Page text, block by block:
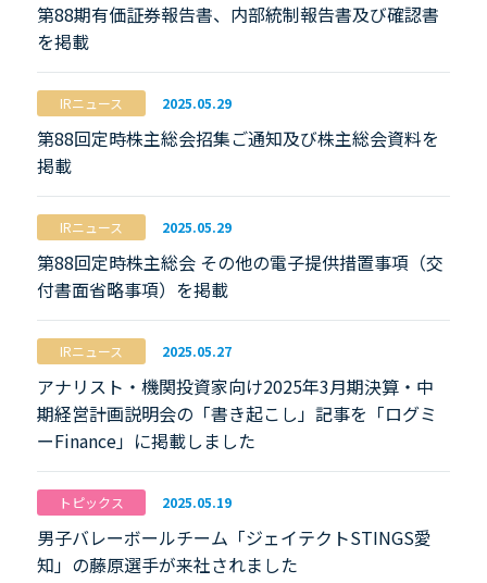
第88期有価証券報告書、内部統制報告書及び確認書
を掲載
IRニュース 2025.05.29
第88回定時株主総会招集ご通知及び株主総会資料を
掲載
IRニュース 2025.05.29
第88回定時株主総会 その他の電子提供措置事項（交
付書面省略事項）を掲載
IRニュース 2025.05.27
アナリスト・機関投資家向け2025年3月期決算・中
期経営計画説明会の「書き起こし」記事を「ログミ
ーFinance」に掲載しました
トピックス 2025.05.19
男子バレーボールチーム「ジェイテクトSTINGS愛
知」の藤原選手が来社されました